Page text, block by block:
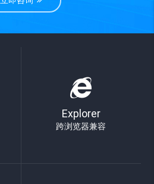
Explorer
跨浏览器兼容